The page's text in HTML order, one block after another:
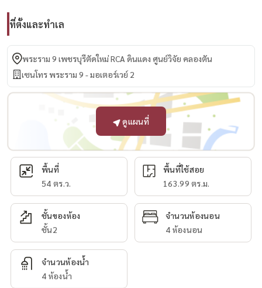
ที่ตั้งและทำเล
พระราม 9 เพชรบุรีตัดใหม่ RCA ดินแดง ศูนย์วิจัย คลองตัน
เซนโทร พระราม 9 - มอเตอร์เวย์ 2
ดูแผนที่
พื้นที่
54 ตร.ว.
พื้นที่ใช้สอย
163.99 ตร.ม.
ชั้นของห้อง
ชั้น2
จำนวนห้องนอน
4 ห้องนอน
จำนวนห้องน้ำ
4 ห้องน้ำ